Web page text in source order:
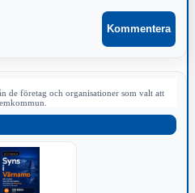
de företag och organisationer som valt att